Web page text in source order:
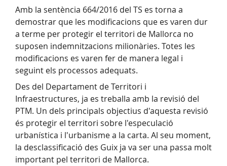
Amb la sentència 664/2016 del TS es torna a
demostrar que les modificacions que es varen dur
a terme per protegir el territori de Mallorca no
suposen indemnitzacions milionàries. Totes les
modificacions es varen fer de manera legal i
seguint els processos adequats.
Des del Departament de Territori i
Infraestructures, ja es treballa amb la revisió del
PTM. Un dels principals objectius d'aquesta revisió
és protegir el territori sobre l'especulació
urbanística i l'urbanisme a la carta. Al seu moment,
la desclassificació des Guix ja va ser una passa molt
important pel territori de Mallorca.